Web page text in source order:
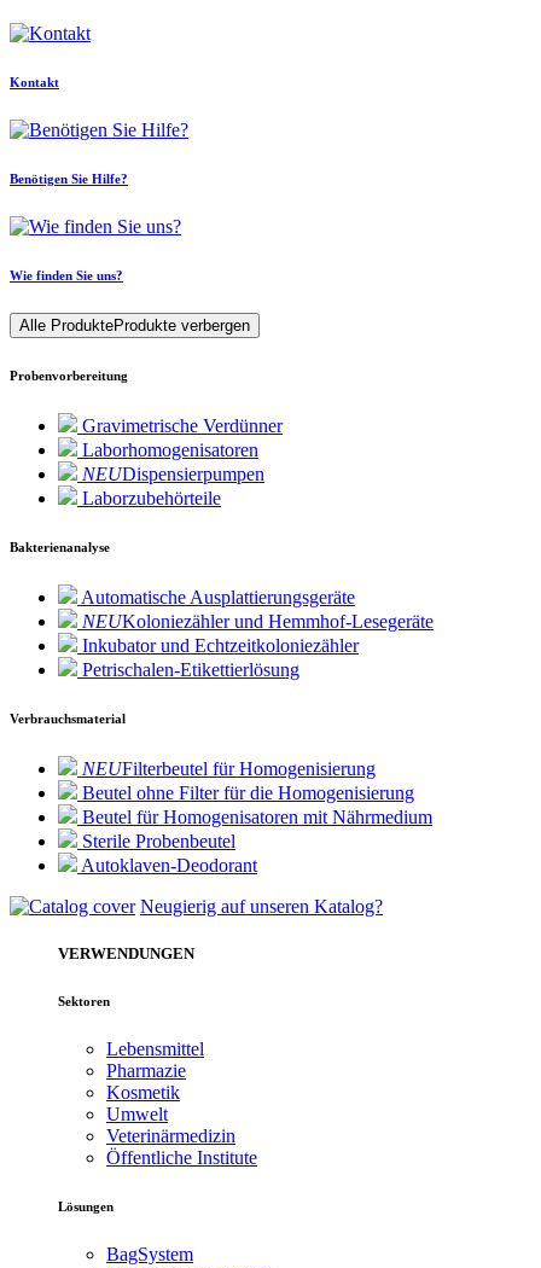
Kontakt
Benötigen Sie Hilfe?
Wie finden Sie uns?
Alle ProdukteProdukte verbergen
Probenvorbereitung
Gravimetrische Verdünner
Laborhomogenisatoren
NEUDispensierpumpen
Laborzubehörteile
Bakterienanalyse
Automatische Ausplattierungsgeräte
NEUKoloniezähler und Hemmhof-Lesegeräte
Inkubator und Echtzeitkoloniezähler
Petrischalen-Etikettierlösung
Verbrauchsmaterial
NEUFilterbeutel für Homogenisierung
Beutel ohne Filter für die Homogenisierung
Beutel für Homogenisatoren mit Nährmedium
Sterile Probenbeutel
Autoklaven-Deodorant
Neugierig auf unseren Katalog?
VERWENDUNGEN
Sektoren
Lebensmittel
Pharmazie
Kosmetik
Umwelt
Veterinärmedizin
Öffentliche Institute
Lösungen
BagSystem